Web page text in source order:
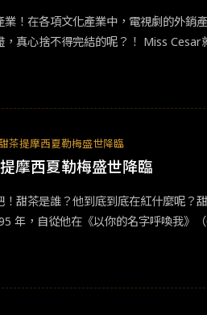
的身份全部曝光，唯一沒有曝光的
湖，立馬投入全新任務，希望能揪
伍的方法進行調查，但是他仍然必須
，因此需要有 MACUSA 統理魔法世
禁的一直看下去！
！在各項文化產業中，電視劇的外
，真心捨不得完結的呢？！ Miss
代人的生活常在不知不覺下背負心病
終理念是要我們「善待他人和自己」
些吧？《機智牢房生活》&nbsp;在這
惡的地方，必有善的微光相映！另
警們。喜歡劇中裡單純又真摯的情
好作品！看完心中會有股暖流唷！
茶提摩西夏勒梅盛世降臨
摩西夏勒梅盛世降臨
！甜茶是誰？他到底到底在紅什麼呢
年，自從他在《以你的名字呼喚我》
剛的英雄角色有著極大的區別，他以